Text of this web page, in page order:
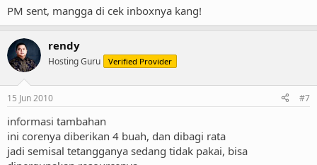
PM sent, mangga di cek inboxnya kang!
rendy
Hosting Guru Verified Provider
15 Jun 2010 #7
informasi tambahan
ini corenya diberikan 4 buah, dan dibagi rata
jadi semisal tetangganya sedang tidak pakai, bisa